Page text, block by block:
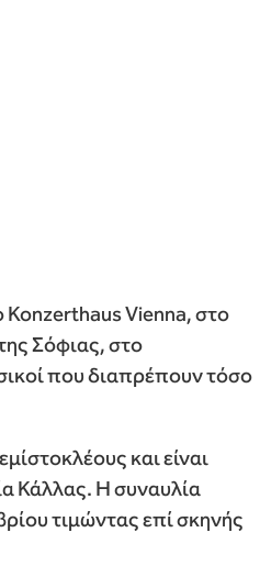
Konzerthaus Vienna, στο
Σόφιας, στο
που διαπρέπουν τόσο
και είναι
Κάλλας. Η συναυλία
τιμώντας επί σκηνής